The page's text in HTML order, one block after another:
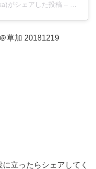
がシェアした投稿 – 2018年
草加 20181219
立ったらシェアしてく